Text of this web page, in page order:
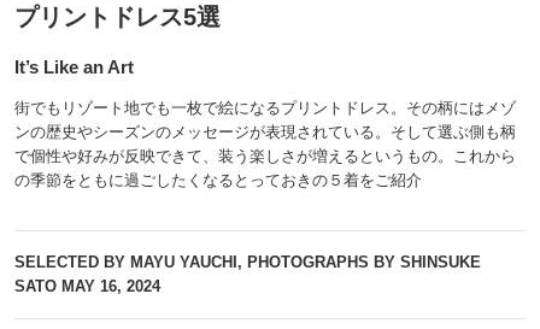
プリントドレス5選
It’s Like an Art
街でもリゾート地でも一枚で絵になるプリントドレス。その柄にはメゾ
ンの歴史やシーズンのメッセージが表現されている。そして選ぶ側も柄
で個性や好みが反映できて、装う楽しさが増えるというもの。これから
の季節をともに過ごしたくなるとっておきの５着をご紹介
SELECTED BY MAYU YAUCHI, PHOTOGRAPHS BY SHINSUKE
SATO MAY 16, 2024